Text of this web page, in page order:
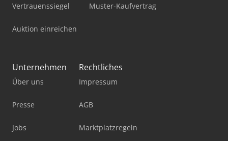
Vertrauenssiegel
Auktion einreichen
Muster-Kaufvertrag
Unternehmen
Über uns
Presse
Jobs
Rechtliches
Impressum
AGB
Marktplatzregeln